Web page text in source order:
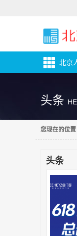
北京
头条
您现在的位置
头条